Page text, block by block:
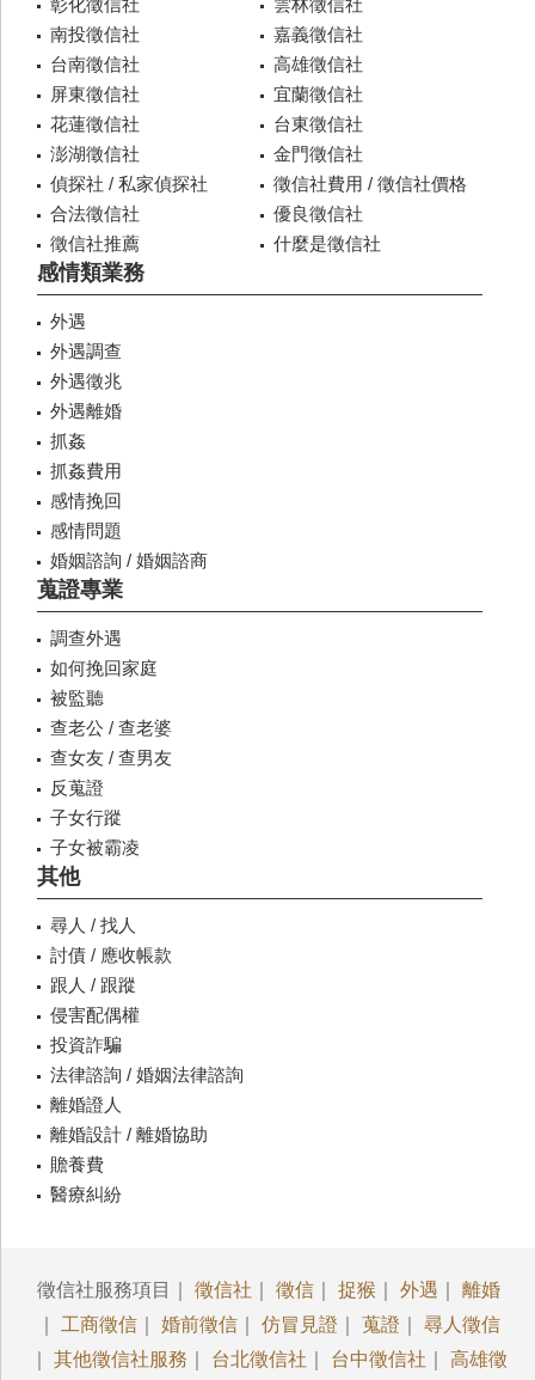
彰化徵信社
雲林徵信社
南投徵信社
嘉義徵信社
台南徵信社
高雄徵信社
屏東徵信社
宜蘭徵信社
花蓮徵信社
台東徵信社
澎湖徵信社
金門徵信社
偵探社 / 私家偵探社
徵信社費用 / 徵信社價格
合法徵信社
優良徵信社
徵信社推薦
什麼是徵信社
感情類業務
外遇
外遇調查
外遇徵兆
外遇離婚
抓姦
抓姦費用
感情挽回
感情問題
婚姻諮詢 / 婚姻諮商
蒐證專業
調查外遇
如何挽回家庭
被監聽
查老公 / 查老婆
查女友 / 查男友
反蒐證
子女行蹤
子女被霸凌
其他
尋人 / 找人
討債 / 應收帳款
跟人 / 跟蹤
侵害配偶權
投資詐騙
法律諮詢 / 婚姻法律諮詢
離婚證人
離婚設計 / 離婚協助
贍養費
醫療糾紛
徵信社服務項目｜ 徵信社 徵信 捉猴 外遇
離婚
工商徵信 婚前徵信 仿冒見證 蒐證
尋人徵信
其他徵信社服務 台北徵信社 台中徵信社 高雄徵